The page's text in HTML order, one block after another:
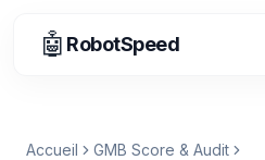
🤖 RobotSpeed
Accueil
GMB Score & Audit